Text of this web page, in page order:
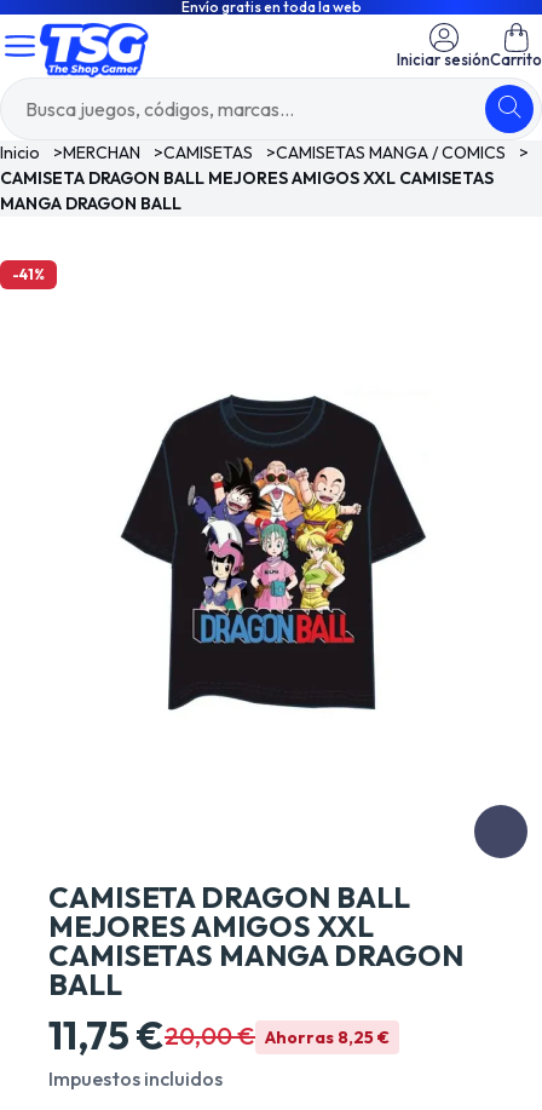
Envío gratis en toda la web
Iniciar sesiónCarrito
Inicio >MERCHAN >CAMISETAS >CAMISETAS MANGA / COMICS
>
CAMISETA DRAGON BALL MEJORES AMIGOS XXL CAMISETAS
MANGA DRAGON BALL
-41%
CAMISETA DRAGON BALL
MEJORES AMIGOS XXL
CAMISETAS MANGA DRAGON
BALL
11,75 €20,00 € Ahorras 8,25 €
Impuestos incluidos